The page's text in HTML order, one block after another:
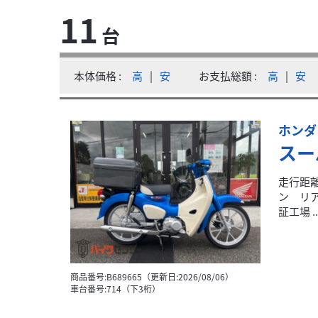
ホンダ
クロスカブ110 新車 ABS FI車
本体価格:39.19万円（税込）
クロスカブ110 新車 ハーベストベージュ 新車
11 台
本体価格 高 | 安 お支払総額 高 | 安
商品番号:B689665（更新日:2026/08/06）
車台番号:714（下3桁）
ホンダ
ス
走行距
ン リ
証工場